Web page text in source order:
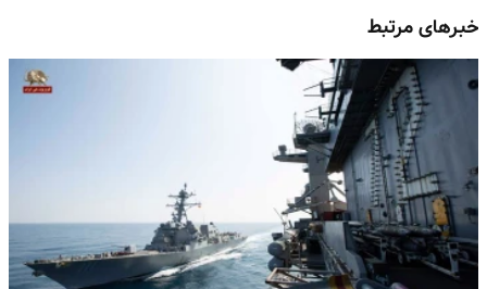
خبرهای مرتبط